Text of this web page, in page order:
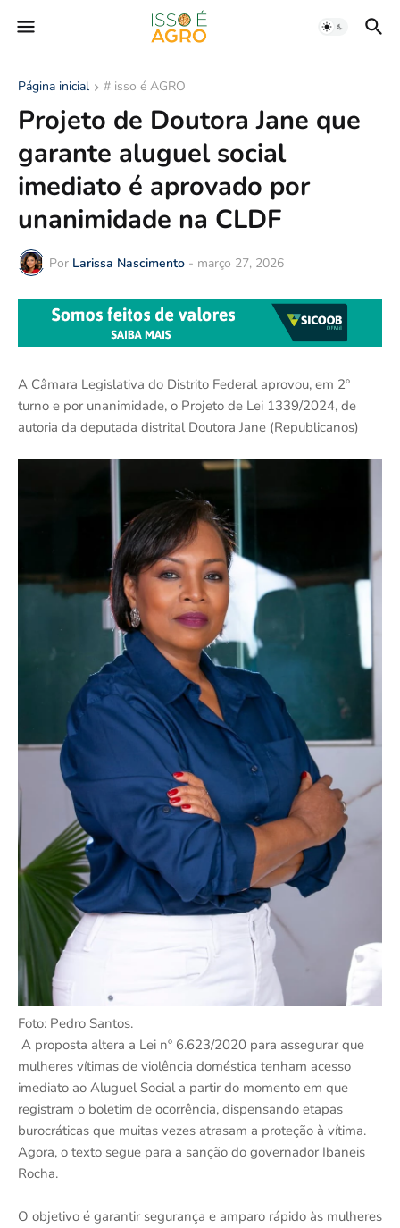
Página inicial # isso é AGRO
Projeto de Doutora Jane que
garante aluguel social
imediato é aprovado por
unanimidade na CLDF
Por Larissa Nascimento - março 27, 2026
A Câmara Legislativa do Distrito Federal aprovou, em 2º
turno e por unanimidade, o Projeto de Lei 1339/2024, de
autoria da deputada distrital Doutora Jane (Republicanos)
Foto: Pedro Santos.
A proposta altera a Lei nº 6.623/2020 para assegurar que
mulheres vítimas de violência doméstica tenham acesso
imediato ao Aluguel Social a partir do momento em que
registram o boletim de ocorrência, dispensando etapas
burocráticas que muitas vezes atrasam a proteção à vítima.
Agora, o texto segue para a sanção do governador Ibaneis
Rocha.
O objetivo é garantir segurança e amparo rápido às mulheres